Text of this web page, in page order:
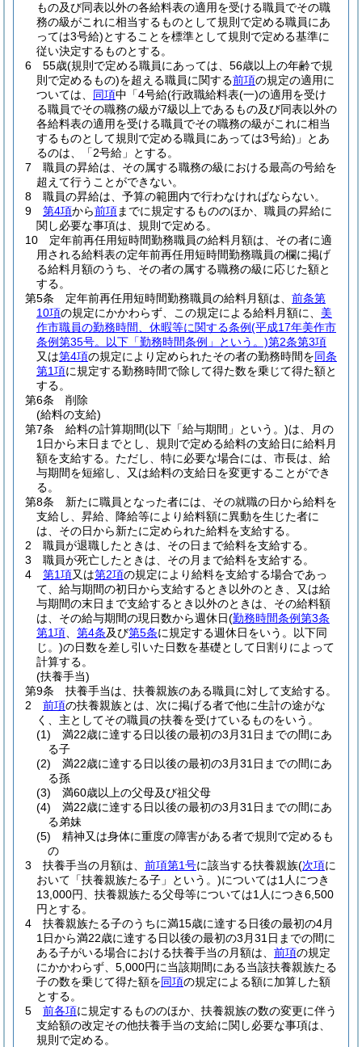
もの及び同表以外の各給料表の適用を受ける職員でその職
務の級がこれに相当するものとして規則で定める職員にあ
っては3号給)とすることを標準として規則で定める基準に
従い決定するものとする。
6
55歳(規則で定める職員にあっては、56歳以上の年齢で規
則で定めるもの)を超える職員に関する前項の規定の適用に
ついては、 同項中「4号給(行政職給料表(一)の適用を受け
る職員でその職務の級が7級以上であるもの及び同表以外の
各給料表の適用を受ける職員でその職務の級がこれに相当
するものとして規則で定める職員にあっては3号給) 」とあ
るのは、「2号給」とする。
7
職員の昇給は、その属する職務の級における最高の号給を
超えて行うことができない。
8
職員の昇給は、予算の範囲内で行わなければならない。
9
第4項から前項までに規定するもののほか、職員の昇給に
関し必要な事項は、規則で定める。
10
定年前再任用短時間勤務職員の給料月額は、その者に適
用される給料表の定年前再任用短時間勤務職員の欄に掲げ
る給料月額のうち、その者の属する職務の級に応じた額と
する。
第5条
定年前再任用短時間勤務職員の給料月額は、 前条第
10項の規定にかかわらず、この規定による給料月額に、 美
作市職員の勤務時間、休暇等に関する条例(平成17年美作市
条例第35号。以下「勤務時間条例」という。)第2条第3項
又は第4項の規定により定められたその者の勤務時間を同条
第1項に規定する勤務時間で除して得た数を乗じて得た額と
する。
第6条
削除
(給料の支給)
第7条
給料の計算期間(以下「給与期間」という。)は、月の
1日から末日までとし、規則で定める給料の支給日に給料月
額を支給する。 ただし、特に必要な場合には、市長は、給
与期間を短縮し、又は給料の支給日を変更することができ
る。
第8条
新たに職員となった者には、その就職の日から給料を
支給し、昇給、降給等により給料額に異動を生じた者に
は、その日から新たに定められた給料を支給する。
2
職員が退職したときは、その日まで給料を支給する。
3
職員が死亡したときは、その月まで給料を支給する。
4
第1項又は第2項の規定により給料を支給する場合であっ
て、給与期間の初日から支給するとき以外のとき、又は給
与期間の末日まで支給するとき以外のときは、その給料額
は、その給与期間の現日数から週休日(勤務時間条例第3条
第1項
第4条及び第5条に規定する週休日をいう。以下同
じ。)の日数を差し引いた日数を基礎として日割りによって
計算する。
(扶養手当)
第9条
扶養手当は、扶養親族のある職員に対して支給する。
2
前項の扶養親族とは、次に掲げる者で他に生計の途がな
く、主としてその職員の扶養を受けているものをいう。
(1)
満22歳に達する日以後の最初の3月31日までの間にあ
る子
(2)
満22歳に達する日以後の最初の3月31日までの間にあ
る孫
(3)
満60歳以上の父母及び祖父母
(4)
満22歳に達する日以後の最初の3月31日までの間にあ
る弟妹
(5)
精神又は身体に重度の障害がある者で規則で定めるも
の
3
扶養手当の月額は、 前項第1号に該当する扶養親族(次項に
おいて「扶養親族たる子」という。)については1人につき
13,000円、扶養親族たる父母等については1人につき6,500
円とする。
4
扶養親族たる子のうちに満15歳に達する日後の最初の4月
1日から満22歳に達する日以後の最初の3月31日までの間に
ある子がいる場合における扶養手当の月額は、 前項の規定
にかかわらず、5,000円に当該期間にある当該扶養親族たる
子の数を乗じて得た額を同項の規定による額に加算した額
とする。
5
前各項に規定するもののほか、扶養親族の数の変更に伴う
支給額の改定その他扶養手当の支給に関し必要な事項は、
規則で定める。